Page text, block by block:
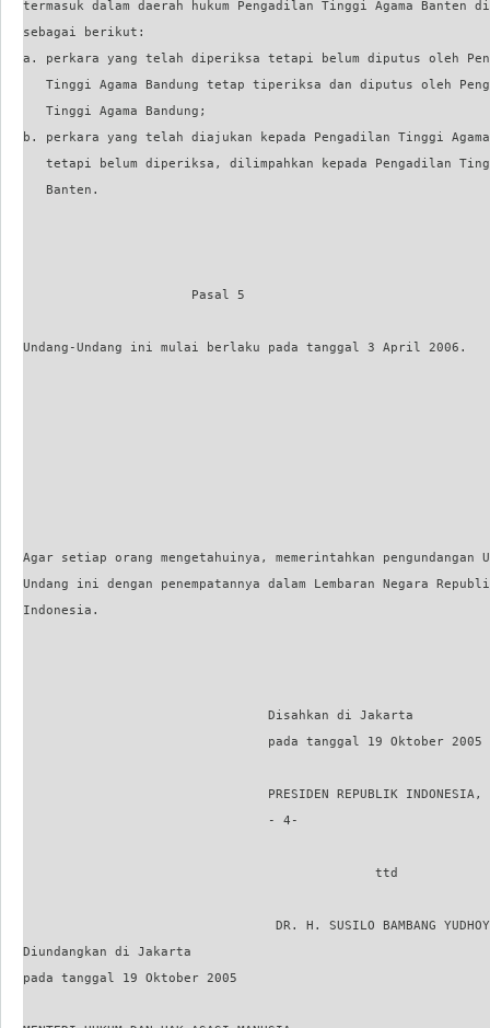
termasuk dalam daerah hukum Pengadilan Tinggi Agama Banten
sebagai berikut:
a. perkara yang telah diperiksa tetapi belum diputus oleh
Tinggi Agama Bandung tetap tiperiksa dan diputus oleh
   Tinggi Agama Bandung;
b. perkara yang telah diajukan kepada Pengadilan Tinggi Agama
tetapi belum diperiksa, dilimpahkan kepada Pengadilan
   Banten.
                      Pasal 5
Undang-Undang ini mulai berlaku pada tanggal 3 April 2006.
Agar setiap orang mengetahuinya, memerintahkan pengundangan
Undang ini dengan penempatannya dalam Lembaran Negara
Indonesia.
                                Disahkan di Jakarta
                                pada tanggal 19 Oktober 2005
                                PRESIDEN REPUBLIK INDONESIA,
                                - 4-
                                              ttd
DR. H. SUSILO BAMBANG
Diundangkan di Jakarta
pada tanggal 19 Oktober 2005